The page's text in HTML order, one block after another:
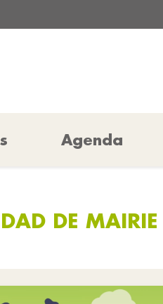
Agenda
DE